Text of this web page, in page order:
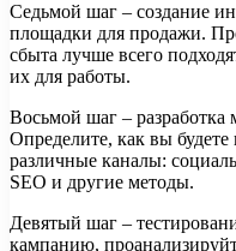
Седьмой шаг – создание
площадки для продажи.
сбыта лучше всего
их для работы.
Восьмой шаг – разработка
Определите, как вы будете
различные каналы:
SEO и другие методы.
Девятый шаг –
кампанию,